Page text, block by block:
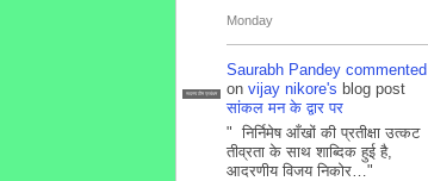
Monday
सदस्य टीम प्रबंधन
Saurabh Pandey commented
on vijay nikore's blog post
सांकल मन के द्वार पर
" निर्निमेष आँखों की प्रतीक्षा उत्कट
तीव्रता के साथ शाब्दिक हुई है,
आदरणीय विजय निकोर…"